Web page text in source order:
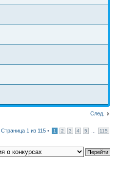
След.
Страница 1 из 115 • 1 2 3 4 5 115